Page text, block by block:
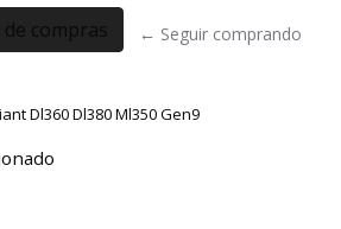
← Seguir comprando
Dl360 Dl380 Ml350 Gen9